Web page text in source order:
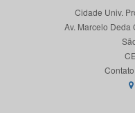
Cidade Univ.
Av. Marcelo Deda